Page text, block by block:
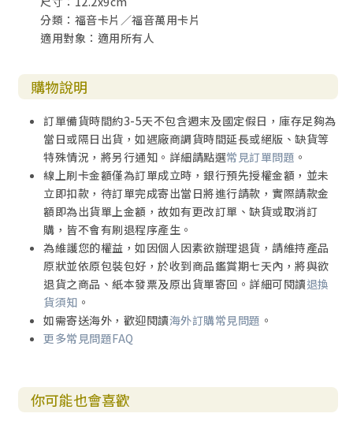
分類：福音卡片／福音萬用卡片
適用對象：適用所有人
購物說明
訂單備貨時間約3-5天不包含週末及國定假日，庫存足夠為
當日或隔日出貨，如遇廠商調貨時間延長或絕版、缺貨等
特殊情況，將另行通知。詳細請點選常見訂單問題 。
線上刷卡金額僅為訂單成立時，銀行預先授權金額，並未
立即扣款，待訂單完成寄出當日將進行請款，實際請款金
額即為出貨單上金額，故如有更改訂單、缺貨或取消訂
購，皆不會有刷退程序產生。
為維護您的權益，如因個人因素欲辦理退貨，請維持產品
原狀並依原包裝包好，於收到商品鑑賞期七天內，將與欲
退貨之商品、紙本發票及原出貨單寄回。詳細可閱讀退換
貨須知 。
如需寄送海外，歡迎閱讀海外訂購常見問題 。
更多常見問題FAQ
你可能也會喜歡